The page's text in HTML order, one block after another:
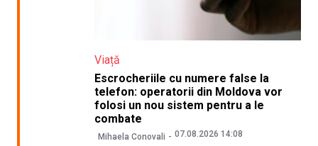
Viață
Escrocheriile cu numere false la
telefon: operatorii din Moldova vor
folosi un nou sistem pentru a le
combate
Mihaela Conovali 07.08.2026 14:08